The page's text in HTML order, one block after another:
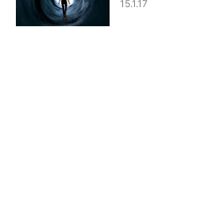
15.1.17